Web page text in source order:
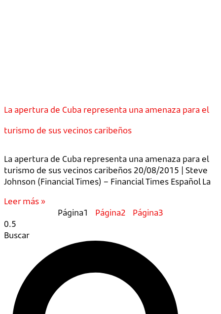
La apertura de Cuba representa una amenaza para el
turismo de sus vecinos caribeños
La apertura de Cuba representa una amenaza para el
turismo de sus vecinos caribeños 20/08/2015 | Steve
Johnson (Financial Times) – Financial Times Español La
Leer más »
Página1 Página2 Página3
Buscar